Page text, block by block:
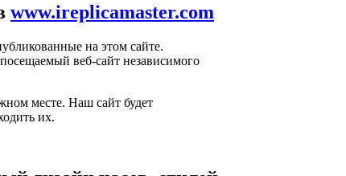
www.ireplicamaster.com
на этом сайте.
веб-сайт независимого
месте. Наш сайт будет
их.